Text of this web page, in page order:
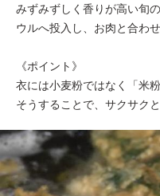
みずみずしく香りが高い旬
ウルへ投入し、お肉と合わ
《ポイント》
衣には小麦粉ではなく「米粉
そうすることで、サクサク